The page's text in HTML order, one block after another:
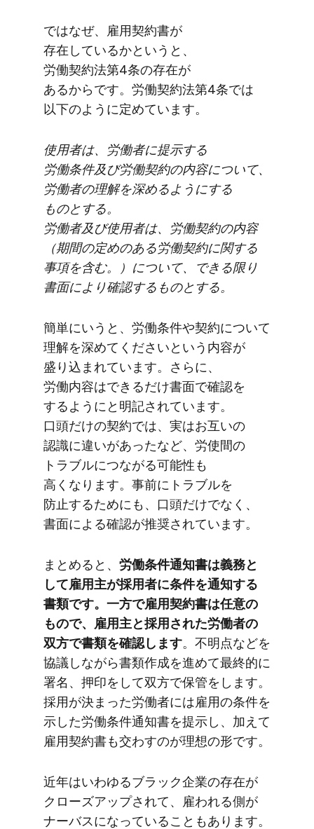
ではなぜ、​雇用契約書が​
存在しているかと​いうと、​
労働契約法第4条の​存在が​
あるからです。​労働契約法第4条では​
以下のように​定めています。
使用者は、​労働者に​提示する​
労働条件及び労働契約の​内容に​ついて、​
労働者の​理解を​深めるように​する​
ものとする。
労働者及び​使用者は、​労働契約の​内容​
（期間の​定めの​ある​労働契約に​関する​
事項を​含む。​）に​ついて、​できる​限り​
書面に​より​確認する​ものとする。
簡単に​いうと、​労働条件や​契約に​ついて​
理解を​深めてくださいと​いう​内容が​
盛り込まれています。​さらに、​
労働内容は​できるだけ​書面で​確認を​
するようにと​明記されています。​
口頭だけの​契約では、​実は​お互いの​
認識に​違いが​あったなど、​労使間の​
トラブルに​つながる​可能性も​
高くなります。​事前に​トラブルを​
防止する​ためにも、​口頭だけでなく、​
書面に​よる​確認が​推奨されています。
まとめると、 ​労働条件通知書は​義務と​
して​雇用主が​採用者に​条件を​通知する​
書類です。​一方で​雇用契約書は​任意の​
もので、​雇用主と​採用された​労働者の​
双方で​書類を​確認します。​不明点などを​
協議しながら​書類作成を​進めて​最終的に​
署名、​押印を​して​双方で​保管を​します。​
採用が​決まった​労働者には​雇用の​条件を​
示した​労働条件通知書を​提示し、​加えて​
雇用契約書も​交わすのが​理想の​形です。
近年は​いわゆる​ブラック企業の​存在が​
クローズアップされて、​雇われる​側が​
ナーバスに​なっている​こともあります。​